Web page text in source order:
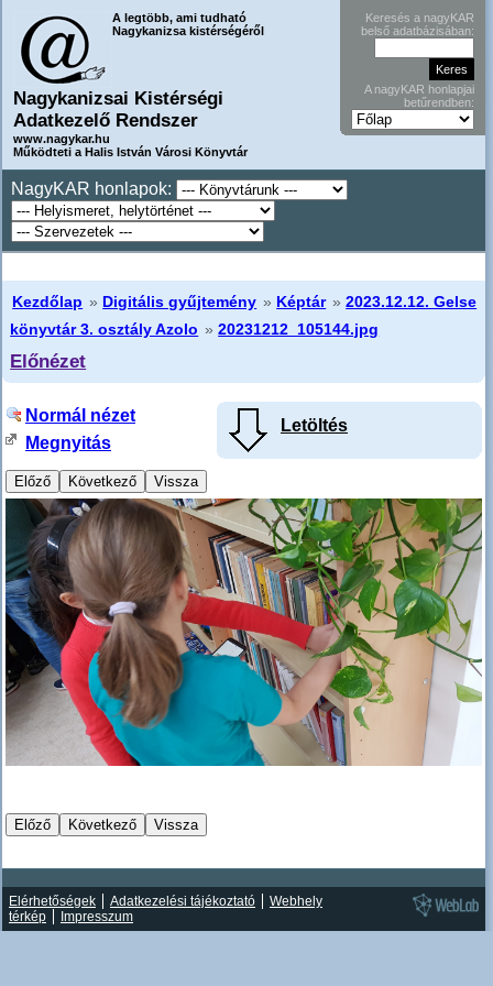
A legtöbb, ami tudható
Nagykanizsa kistérségéről
Nagykanizsai Kistérségi
Adatkezelő Rendszer
www.nagykar.hu
Működteti a Halis István Városi Könyvtár
Keresés a nagyKAR
belső adatbázisában:
A nagyKAR honlapjai
betűrendben:
NagyKAR honlapok:
Kezdőlap » Digitális gyűjtemény » Képtár »2023.12.12. Gelse
könyvtár 3. osztály Azolo »20231212_105144.jpg
Előnézet
Letöltés
Normál nézet
Megnyitás
Elérhetőségek Adatkezelési tájékoztató
Webhely
térkép
Impresszum